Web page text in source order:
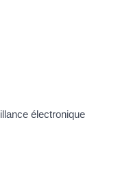
électronique